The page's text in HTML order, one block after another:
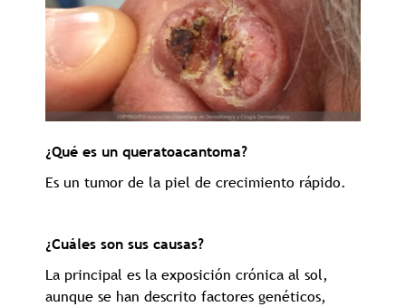
¿Qué es un queratoacantoma?
Es un tumor de la piel de crecimiento rápido.
¿Cuáles son sus causas?
La principal es la exposición crónica al sol,
aunque se han descrito factores genéticos,